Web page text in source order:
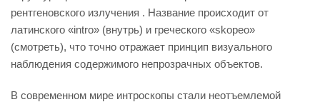
рентгеновского излучения . Название происходит от
латинского «intro» (внутрь) и греческого «skopeo»
(смотреть), что точно отражает принцип визуального
наблюдения содержимого непрозрачных объектов.
В современном мире интроскопы стали неотъемлемой